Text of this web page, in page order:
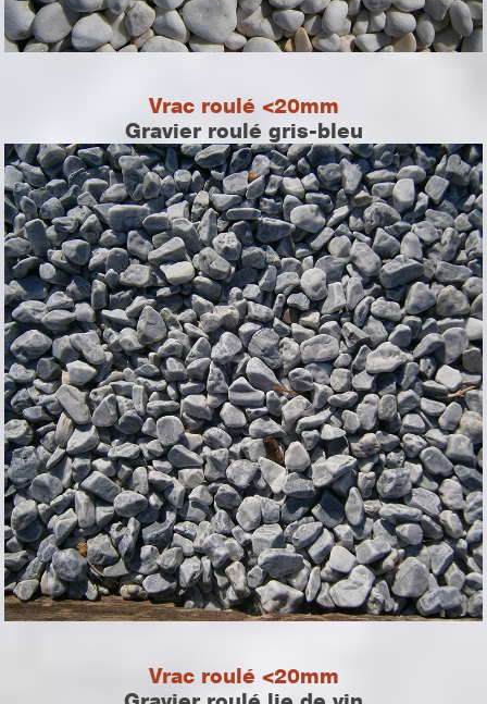
Vrac roulé <20mm
Gravier roulé gris-bleu
Vrac roulé <20mm